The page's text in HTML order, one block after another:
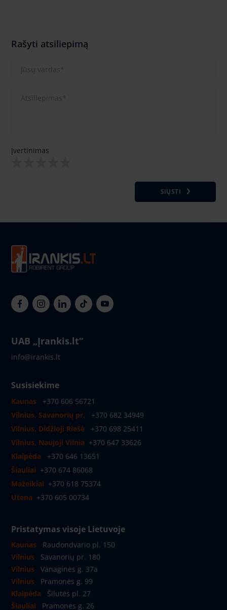
Rašyti atsiliepimą
Įvertinimas
SIŲSTI
UAB „Įrankis.lt“
info@irankis.lt
Susisiekime
Kaunas
+370 606 56721
Vilnius, Savanorių pr.
+370 682 34949
Vilnius, Didžioji Riešė
+370 698 25411
Vilnius, Naujoji Vilnia +370 647 33626
Klaipėda
+370 646 13651
Šiauliai +370 674 86068
Mažeikiai +370 618 75374
Utena +370 605 00734
Pristatymas visoje Lietuvoje
Kaunas
Raudondvario pl. 150
Vilnius
Savanorių pr. 180
Vilnius
Vanaginės g. 37a
Vilnius
Pramonės g. 99
Klaipėda
Šilutės pl. 27
Šiauliai
Pramonės g. 26